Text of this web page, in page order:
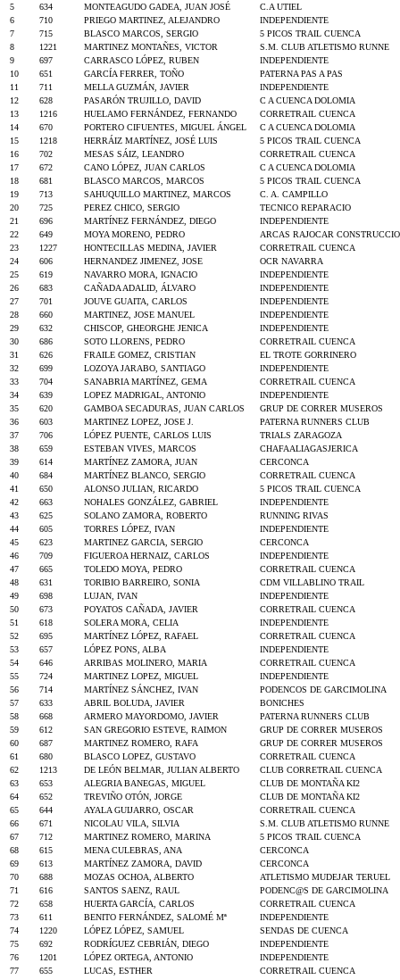
5
634 MONTEAGUDO GADEA, JUAN JOSÉ
C.A UTIEL
6
710 PRIEGO MARTINEZ, ALEJANDRO
INDEPENDIENTE
7
715 BLASCO MARCOS, SERGIO
5 PICOS TRAIL CUENCA
8
1221 MARTINEZ MONTAÑES, VICTOR
S.M. CLUB ATLETISMO RUNNE
9
697 CARRASCO LÓPEZ, RUBEN
INDEPENDIENTE
10
651 GARCÍA FERRER, TOÑO
PATERNA PAS A PAS
11
711 MELLA GUZMÁN, JAVIER
INDEPENDIENTE
12
628 PASARÓN TRUJILLO, DAVID
C A CUENCA DOLOMIA
13
1216 HUELAMO FERNÁNDEZ, FERNANDO
CORRETRAIL CUENCA
14
670 PORTERO CIFUENTES, MIGUEL ÁNGEL
C A CUENCA DOLOMIA
15
1218 HERRÁIZ MARTÍNEZ, JOSÉ LUIS
5 PICOS TRAIL CUENCA
16
702 MESAS SÁIZ, LEANDRO
CORRETRAIL CUENCA
17
672 CANO LÓPEZ, JUAN CARLOS
C A CUENCA DOLOMIA
18
681 BLASCO MARCOS, MARCOS
5 PICOS TRAIL CUENCA
19
713 SAHUQUILLO MARTINEZ, MARCOS
C. A. CAMPILLO
20
725 PEREZ CHICO, SERGIO
TECNICO REPARACIO
21
696 MARTÍNEZ FERNÁNDEZ, DIEGO
INDEPENDIENTE
22
649 MOYA MORENO, PEDRO
ARCAS RAJOCAR CONSTRUCCIO
23
1227 HONTECILLAS MEDINA, JAVIER
CORRETRAIL CUENCA
24
606 HERNANDEZ JIMENEZ, JOSE
OCR NAVARRA
25
619 NAVARRO MORA, IGNACIO
INDEPENDIENTE
26
683 CAÑADA ADALID, ÁLVARO
INDEPENDIENTE
27
701 JOUVE GUAITA, CARLOS
INDEPENDIENTE
28
660 MARTINEZ, JOSE MANUEL
INDEPENDIENTE
29
632 CHISCOP, GHEORGHE JENICA
INDEPENDIENTE
30
686 SOTO LLORENS, PEDRO
CORRETRAIL CUENCA
31
626 FRAILE GOMEZ, CRISTIAN
EL TROTE GORRINERO
32
699 LOZOYA JARABO, SANTIAGO
INDEPENDIENTE
33
704 SANABRIA MARTÍNEZ, GEMA
CORRETRAIL CUENCA
34
639 LOPEZ MADRIGAL, ANTONIO
INDEPENDIENTE
35
620 GAMBOA SECADURAS, JUAN CARLOS
GRUP DE CORRER MUSEROS
36
603 MARTINEZ LOPEZ, JOSE J.
PATERNA RUNNERS CLUB
37
706 LÓPEZ PUENTE, CARLOS LUIS
TRIALS ZARAGOZA
38
659 ESTEBAN VIVES, MARCOS
CHAFAALIAGASJERICA
39
614 MARTÍNEZ ZAMORA, JUAN
CERCONCA
40
684 MARTÍNEZ BLANCO, SERGIO
CORRETRAIL CUENCA
41
650 ALONSO JULIAN, RICARDO
5 PICOS TRAIL CUENCA
42
663 NOHALES GONZÁLEZ, GABRIEL
INDEPENDIENTE
43
625 SOLANO ZAMORA, ROBERTO
RUNNING RIVAS
44
605 TORRES LÓPEZ, IVAN
INDEPENDIENTE
45
623 MARTINEZ GARCIA, SERGIO
CERCONCA
46
709 FIGUEROA HERNAIZ, CARLOS
INDEPENDIENTE
47
665 TOLEDO MOYA, PEDRO
CORRETRAIL CUENCA
48
631 TORIBIO BARREIRO, SONIA
CDM VILLABLINO TRAIL
49
698 LUJAN, IVAN
INDEPENDIENTE
50
673 POYATOS CAÑADA, JAVIER
CORRETRAIL CUENCA
51
618 SOLERA MORA, CELIA
INDEPENDIENTE
52
695 MARTÍNEZ LÓPEZ, RAFAEL
CORRETRAIL CUENCA
53
657 LÓPEZ PONS, ALBA
INDEPENDIENTE
54
646 ARRIBAS MOLINERO, MARIA
CORRETRAIL CUENCA
55
724 MARTINEZ LOPEZ, MIGUEL
INDEPENDIENTE
56
714 MARTÍNEZ SÁNCHEZ, IVAN
PODENCOS DE GARCIMOLINA
57
633 ABRIL BOLUDA, JAVIER
BONICHES
58
668 ARMERO MAYORDOMO, JAVIER
PATERNA RUNNERS CLUB
59
612 SAN GREGORIO ESTEVE, RAIMON
GRUP DE CORRER MUSEROS
60
687 MARTINEZ ROMERO, RAFA
GRUP DE CORRER MUSEROS
61
680 BLASCO LOPEZ, GUSTAVO
CORRETRAIL CUENCA
62
1213 DE LEÓN BELMAR, JULIAN ALBERTO
CLUB CORRETRAIL CUENCA
63
653 ALEGRIA BANEGAS, MIGUEL
CLUB DE MONTAÑA KI2
64
652 TREVIÑO OTÓN, JORGE
CLUB DE MONTAÑA KI2
65
644 AYALA GUIJARRO, OSCAR
CORRETRAIL CUENCA
66
671 NICOLAU VILA, SILVIA
S.M. CLUB ATLETISMO RUNNE
67
712 MARTINEZ ROMERO, MARINA
5 PICOS TRAIL CUENCA
68
615 MENA CULEBRAS, ANA
CERCONCA
69
613 MARTÍNEZ ZAMORA, DAVID
CERCONCA
70
688 MOZAS OCHOA, ALBERTO
ATLETISMO MUDEJAR TERUEL
71
616 SANTOS SAENZ, RAUL
PODENC@S DE GARCIMOLINA
72
658 HUERTA GARCÍA, CARLOS
CORRETRAIL CUENCA
73
611 BENITO FERNÁNDEZ, SALOMÉ Mª
INDEPENDIENTE
74
1220 LÓPEZ LÓPEZ, SAMUEL
SENDAS DE CUENCA
75
692 RODRÍGUEZ CEBRIÁN, DIEGO
INDEPENDIENTE
76
1201 LÓPEZ ORTEGA, ANTONIO
INDEPENDIENTE
77
655 LUCAS, ESTHER
CORRETRAIL CUENCA